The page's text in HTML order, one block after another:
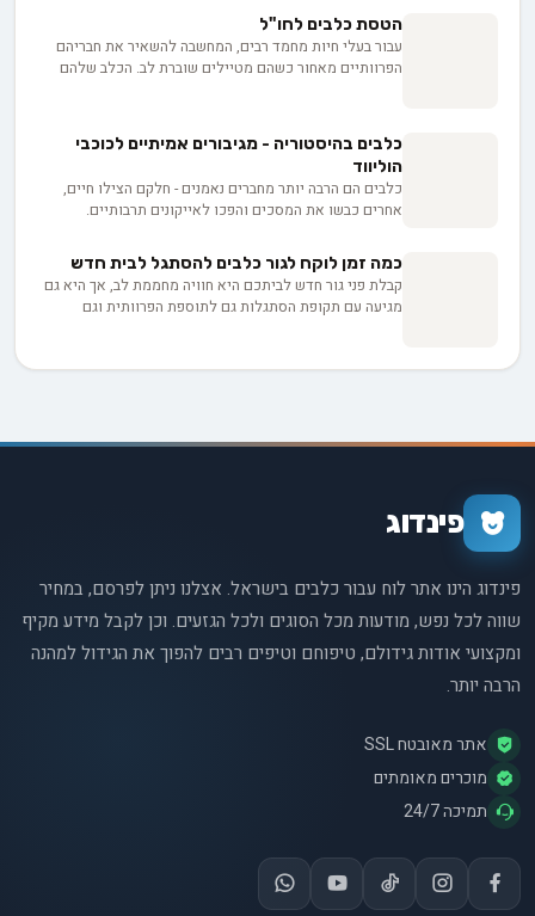
החבר הטוב ביותר שלכם לחוויה בטוחה ופשוטה.
הטסת כלבים לחו"ל
עבור בעלי חיות מחמד רבים, המחשבה להשאיר את חבריהם
הפרוותיים מאחור כשהם מטיילים שוברת לב. הכלב שלהם
כלבים הוא לא רק אפשרי, אבל עם המידע הנכון וההכנה, זה
יכול להיות חוויה חלקה ומהנה עבור שניכם.
כלבים בהיסטוריה - מגיבורים אמיתיים לכוכבי
הוליווד
כלבים הם הרבה יותר מחברים נאמנים - חלקם הצילו חיים,
אחרים כבשו את המסכים והפכו לאייקונים תרבותיים.
הקולנוע שגנבו את הלב, אספנו עבורכם את הסיפורים
המרגשים ביותר על הכלבים שעשו היסטוריה.
כמה זמן לוקח לגור כלבים להסתגל לבית חדש
קבלת פני גור חדש לביתכם היא חוויה מחממת לב, אך היא גם
מגיעה עם תקופת הסתגלות גם לתוספת הפרוותית וגם
בסביבה ובפנים לא מוכרים. ביסוס תחושת ביטחון באמצעות
פינדוג
פינדוג הינו אתר לוח עבור כלבים בישראל. אצלנו ניתן לפרסם, במחיר
שווה לכל נפש, מודעות מכל הסוגים ולכל הגזעים. וכן לקבל מידע מקיף
ומקצועי אודות גידולם, טיפוחם וטיפים רבים להפוך את הגידול למהנה
הרבה יותר.
אתר מאובטח SSL
מוכרים מאומתים
תמיכה 24/7